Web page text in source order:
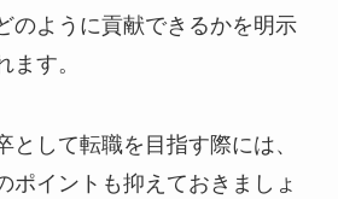
のように貢献できるかを明示
ます。
して転職を目指す際には、
ポイントも抑えておきましょ